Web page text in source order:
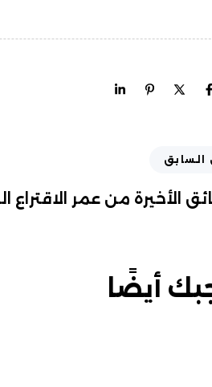
السابق
الأخيرة من عمر الاقتراع
أيضًا